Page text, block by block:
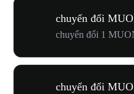
chuyển đổi
chuyển đổi 1
chuyển đổi